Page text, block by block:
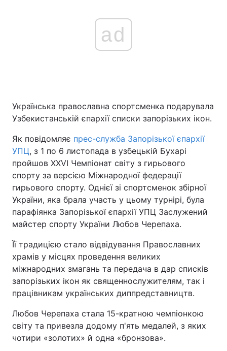
ad
Українська православна спортсменка подарувала
Узбекистанській єпархії списки запорізьких ікон.
Як повідомляє прес-служба Запорізької єпархії
УПЦ, з 1 по 6 листопада в узбецькій Бухарі
пройшов XXVI Чемпіонат світу з гирьового
спорту за версією Міжнародної федерації
гирьового спорту. Однієї зі спортсменок збірної
України, яка брала участь у цьому турнірі, була
парафіянка Запорізької єпархії УПЦ Заслужений
майстер спорту України Любов Черепаха.
Її традицією стало відвідування Православних
храмів у місцях проведення великих
міжнародних змагань та передача в дар списків
запорізьких ікон як священнослужителям, так і
працівникам українських диппредставництв.
Любов Черепаха стала 15-кратною чемпіонкою
світу та привезла додому п'ять медалей, з яких
чотири «золотих» й одна «бронзова».